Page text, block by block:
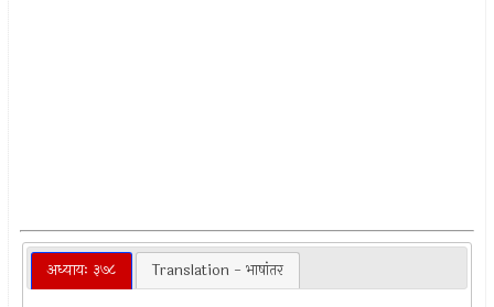
अध्यायः ३७८ Translation - भाषांतर